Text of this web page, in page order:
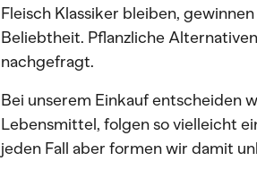
Fleisch Klassiker bleiben,
Beliebtheit. Pflanzliche
nachgefragt.
Bei unserem Einkauf entscheiden
Lebensmittel, folgen so vielleicht
jeden Fall aber formen wir damit